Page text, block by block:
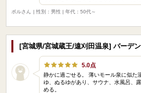
ポルさん
| 性別：男性 | 年代：50代～
[宮城県/宮城蔵王/遠刈田温泉] バーデン
5.0点
静かに過ごせる。 薄いモール泉に似た湯質の印象。 内湯はあつ
ゆ、ぬるゆがあり、サウナ、水風呂、
める。